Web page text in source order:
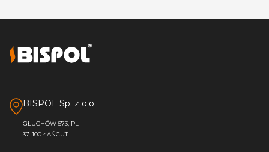
BISPOL Sp. z o.o.
GŁUCHÓW 573, PL
37-100 ŁAŃCUT